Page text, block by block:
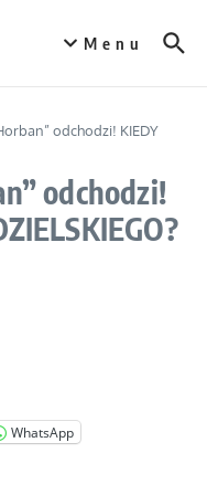
Menu
odchodzi! KIEDY
odchodzi!
WhatsApp